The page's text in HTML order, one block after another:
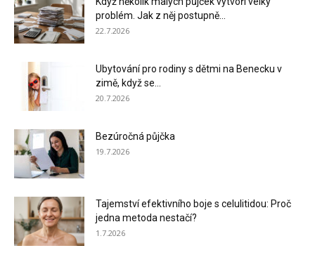
problém. Jak z něj postupně...
22.7.2026
Ubytování pro rodiny s dětmi na Benecku v
zimě, když se...
20.7.2026
Bezúročná půjčka
19.7.2026
Tajemství efektivního boje s celulitidou: Proč
jedna metoda nestačí?
1.7.2026